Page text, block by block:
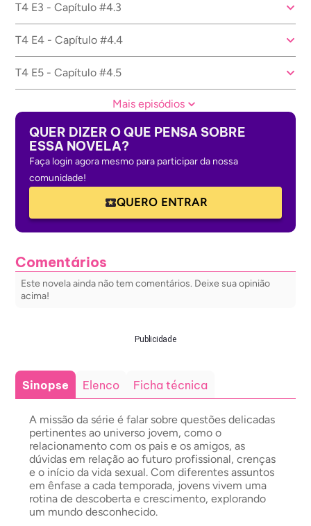
T4 E3 - Capítulo #4.3
T4 E4 - Capítulo #4.4
T4 E5 - Capítulo #4.5
Mais episódios
QUER DIZER O QUE PENSA SOBRE
ESSA NOVELA?
Faça login agora mesmo para participar da nossa
comunidade!
QUERO ENTRAR
Comentários
Este novela ainda não tem comentários. Deixe sua opinião
acima!
Publicidade
Sinopse Elenco Ficha técnica
A missão da série é falar sobre questões delicadas
pertinentes ao universo jovem, como o
relacionamento com os pais e os amigos, as
dúvidas em relação ao futuro profissional, crenças
e o início da vida sexual. Com diferentes assuntos
em ênfase a cada temporada, jovens vivem uma
rotina de descoberta e crescimento, explorando
um mundo desconhecido.